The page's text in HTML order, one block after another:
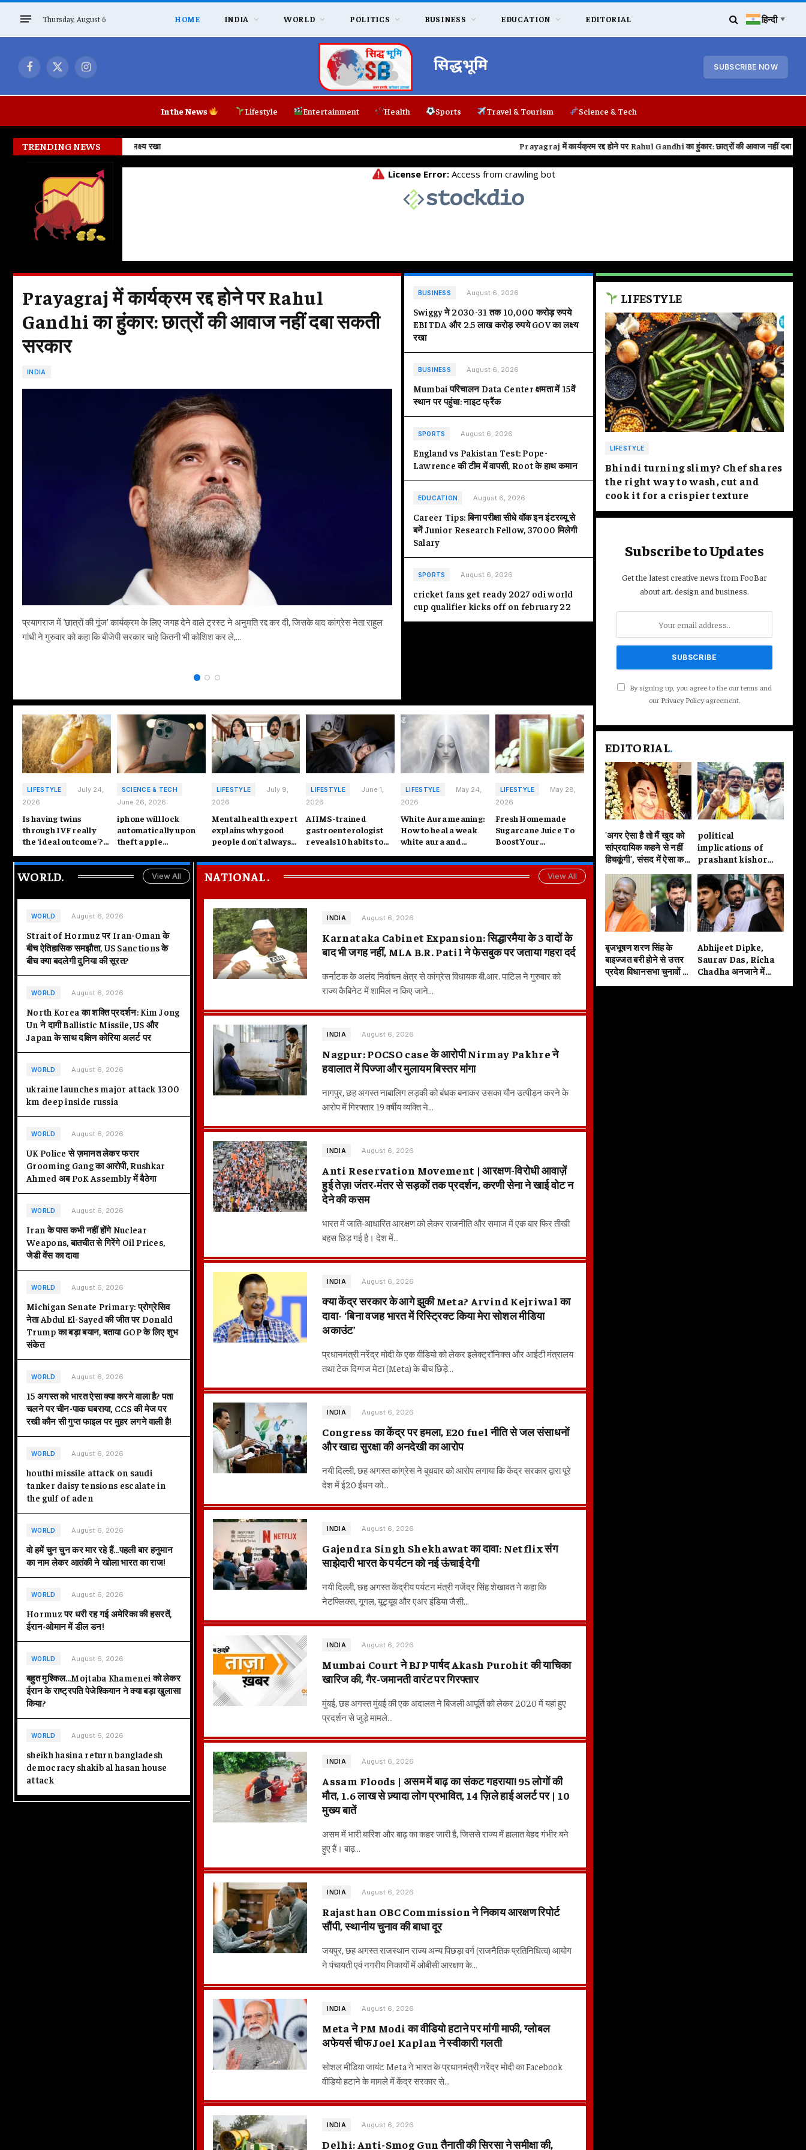
Thursday, August 6 HOME INDIA WORLD POLITICS BUSINESS EDUCATION EDITORIAL हिन्दी ▼
Facebook
X
Instagram सिद्धभूमि SUBSCRIBE NOW
In the News Lifestyle Entertainment Health Sports Travel & Tourism Science & Tech
TRENDING NEWS Prayagraj में कार्यक्रम रद्द होने पर Rahul Gandhi का हुंकार: छात्रों की आवाज नहीं दबा सकती सरकार
Prayagraj में कार्यक्रम रद्द होने पर Rahul
Gandhi का हुंकार: छात्रों की आवाज नहीं दबा सकती
सरकार
INDIA
प्रयागराज में ‘छात्रों की गूंज’ कार्यक्रम के लिए जगह देने वाले ट्रस्ट ने अनुमति रद्द कर दी, जिसके बाद कांग्रेस नेता राहुल
गांधी ने गुरुवार को कहा कि बीजेपी सरकार चाहे कितनी भी कोशिश कर ले,…
Kerala Red Alert: तीन जिलों में भारी बारिश की
चेतावनी, कई इलाकों से उतरा बाढ़ का पानी
तिरुवनंतपुरम, छह अगस्त भारत मौसम विज्ञान विभाग ने केरल के तीन जिलों में बृहस्पतिवार को अत्यधिक तेज बारिश होने का
अनुमान जताते हुए ‘रेड’ अलर्ट जारी किया। इस बीच, अधिकारियों ने बताया कि बाढ़ प्रभावित कई…
BUSINESS August 6, 2026
Swiggy ने 2030-31 तक 10,000 करोड़ रुपये
EBITDA और 2.5 लाख करोड़ रुपये GOV का लक्ष्य
रखा
BUSINESS August 6, 2026
Mumbai परिचालन Data Center क्षमता में 15वें
स्थान पर पहुंचा: नाइट फ्रैंक
SPORTS August 6, 2026
England vs Pakistan Test: Pope-
Lawrence की टीम में वापसी, Root के हाथ कमान
EDUCATION August 6, 2026
Career Tips: बिना परीक्षा सीधे वॉक इन इंटरव्यू से
बनें Junior Research Fellow, 37000 मिलेगी
Salary
SPORTS August 6, 2026
cricket fans get ready 2027 odi world
cup qualifier kicks off on february 22
LIFESTYLE
July 24,
2026
Is having twins
through IVF really
the ‘ideal outcome’?
shares why this
common belief is
SCIENCE & TECH
June 26, 2026
iphone will lock
automatically upon
theft apple
theft feature
LIFESTYLE
July 9,
2026
Mental health expert
explains why good
people don’t always
couples
LIFESTYLE
June 1,
2026
AIIMS-trained
gastroenterologist
reveals 10 habits to
Explains why shower
before bed helps
LIFESTYLE
May 24,
2026
White Aura meaning:
How to heal a weak
white aura and
chakra
LIFESTYLE
May 28,
2026
Fresh Homemade
Sugarcane Juice To
Boost Your
The Liver And
Restore Energy This
WORLD. View All
WORLD August 6, 2026
Strait of Hormuz पर Iran-Oman के
बीच ऐतिहासिक समझौता, US Sanctions के
बीच क्या बदलेगी दुनिया की सूरत?
WORLD August 6, 2026
North Korea का शक्ति प्रदर्शन: Kim Jong
Un ने दागी Ballistic Missile, US और
Japan के साथ दक्षिण कोरिया अलर्ट पर
WORLD August 6, 2026
ukraine launches major attack 1300
km deep inside russia
WORLD August 6, 2026
UK Police से ज़मानत लेकर फरार
Grooming Gang का आरोपी, Rushkar
Ahmed अब PoK Assembly में बैठेगा
WORLD August 6, 2026
Iran के पास कभी नहीं होंगे Nuclear
Weapons, बातचीत से गिरेंगे Oil Prices,
जेडी वेंस का दावा
WORLD August 6, 2026
Michigan Senate Primary: प्रोग्रेसिव
नेता Abdul El-Sayed की जीत पर Donald
Trump का बड़ा बयान, बताया GOP के लिए शुभ
संकेत
WORLD August 6, 2026
15 अगस्त को भारत ऐसा क्या करने वाला है? पता
चलने पर चीन-पाक घबराया, CCS की मेज पर
रखी कौन सी गुप्त फाइल पर मुहर लगने वाली है!
WORLD August 6, 2026
houthi missile attack on saudi
tanker daisy tensions escalate in
the gulf of aden
WORLD August 6, 2026
वो हमें चुन चुन कर मार रहे हैं…पहली बार हनुमान
का नाम लेकर आतंकी ने खोला भारत का राज!
WORLD August 6, 2026
Hormuz पर धरी रह गई अमेरिका की हसरतें,
ईरान-ओमान में डील डन!
WORLD August 6, 2026
बहुत मुश्किल…Mojtaba Khamenei को लेकर
ईरान के राष्ट्रपति पेजेश्कियान ने क्या बड़ा खुलासा
किया?
WORLD August 6, 2026
sheikh hasina return bangladesh
democracy shakib al hasan house
attack
NATIONAL. View All
INDIA August 6, 2026
Karnataka Cabinet Expansion: सिद्धारमैया के 3 वादों के
बाद भी जगह नहीं, MLA B.R. Patil ने फेसबुक पर जताया गहरा दर्द
कर्नाटक के अलंद निर्वाचन क्षेत्र से कांग्रेस विधायक बी.आर. पाटिल ने गुरुवार को
राज्य कैबिनेट में शामिल न किए जाने…
INDIA August 6, 2026
Nagpur: POCSO case के आरोपी Nirmay Pakhre ने
हवालात में पिज्जा और मुलायम बिस्तर मांगा
नागपुर, छह अगस्त नाबालिग लड़की को बंधक बनाकर उसका यौन उत्पीड़न करने के
आरोप में गिरफ्तार 19 वर्षीय व्यक्ति ने…
INDIA August 6, 2026
Anti Reservation Movement | आरक्षण-विरोधी आवाज़ें
हुई तेज़! जंतर-मंतर से सड़कों तक प्रदर्शन, करणी सेना ने खाई वोट न
देने की कसम
भारत में जाति-आधारित आरक्षण को लेकर राजनीति और समाज में एक बार फिर तीखी
बहस छिड़ गई है। देश में…
INDIA August 6, 2026
क्या केंद्र सरकार के आगे झुकी Meta? Arvind Kejriwal का
दावा- ‘बिना वजह भारत में रिस्ट्रिक्ट किया मेरा सोशल मीडिया
अकाउंट’
प्रधानमंत्री नरेंद्र मोदी के एक वीडियो को लेकर इलेक्ट्रॉनिक्स और आईटी मंत्रालय
तथा टेक दिग्गज मेटा (Meta) के बीच छिड़े…
INDIA August 6, 2026
Congress का केंद्र पर हमला, E20 fuel नीति से जल संसाधनों
और खाद्य सुरक्षा की अनदेखी का आरोप
नयी दिल्ली, छह अगस्त कांग्रेस ने बुधवार को आरोप लगाया कि केंद्र सरकार द्वारा पूरे
देश में ई20 ईंधन को…
INDIA August 6, 2026
Gajendra Singh Shekhawat का दावा: Netflix संग
साझेदारी भारत के पर्यटन को नई ऊंचाई देगी
नयी दिल्ली, छह अगस्त केंद्रीय पर्यटन मंत्री गजेंद्र सिंह शेखावत ने कहा कि
नेटफ्लिक्स, गूगल, यूट्यूब और एअर इंडिया जैसी…
INDIA August 6, 2026
Mumbai Court ने BJP पार्षद Akash Purohit की याचिका
खारिज की, गैर-जमानती वारंट पर गिरफ्तार
मुंबई, छह अगस्त मुंबई की एक अदालत ने बिजली आपूर्ति को लेकर 2020 में यहां हुए
प्रदर्शन से जुड़े मामले…
INDIA August 6, 2026
Assam Floods | असम में बाढ़ का संकट गहराया! 95 लोगों की
मौत, 1.6 लाख से ज़्यादा लोग प्रभावित, 14 ज़िले हाई अलर्ट पर | 10
मुख्य बातें
असम में भारी बारिश और बाढ़ का कहर जारी है, जिससे राज्य में हालात बेहद गंभीर बने
हुए हैं। बाढ़…
INDIA August 6, 2026
Rajasthan OBC Commission ने निकाय आरक्षण रिपोर्ट
सौंपी, स्थानीय चुनाव की बाधा दूर
जयपुर, छह अगस्त राजस्थान राज्य अन्य पिछड़ा वर्ग (राजनैतिक प्रतिनिधित्व) आयोग
ने पंचायती एवं नगरीय निकायों में ओबीसी आरक्षण के…
INDIA August 6, 2026
Meta ने PM Modi का वीडियो हटाने पर मांगी माफी, ग्लोबल
अफेयर्स चीफ Joel Kaplan ने स्वीकारी गलती
सोशल मीडिया जायंट Meta ने भारत के प्रधानमंत्री नरेंद्र मोदी का Facebook
वीडियो हटाने के मामले में केंद्र सरकार से…
INDIA August 6, 2026
Delhi: Anti-Smog Gun तैनाती की सिरसा ने समीक्षा की,
LIFESTYLE
LIFESTYLE
Bhindi turning slimy? Chef shares
the right way to wash, cut and
cook it for a crispier texture
Subscribe to Updates
Get the latest creative news from FooBar
about art, design and business.
By signing up, you agree to the our terms and
our Privacy Policyagreement.
EDITORIAL.
'अगर ऐसा है तो मैं खुद को
सांप्रदायिक कहने से नहीं
हिचकूंगी', संसद में ऐसा कह
कर दिया था
political
implications of
prashant kishor
bankipur by
election are
startling
बृजभूषण शरण सिंह के
बाइज्जत बरी होने से उत्तर
प्रदेश विधानसभा चुनावों में
Abhijeet Dipke,
Saurav Das, Richa
Chadha अनजाने में